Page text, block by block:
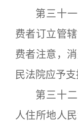
第三十
费者订立管
费者注意，
民法院应予支
第三十
人住所地人